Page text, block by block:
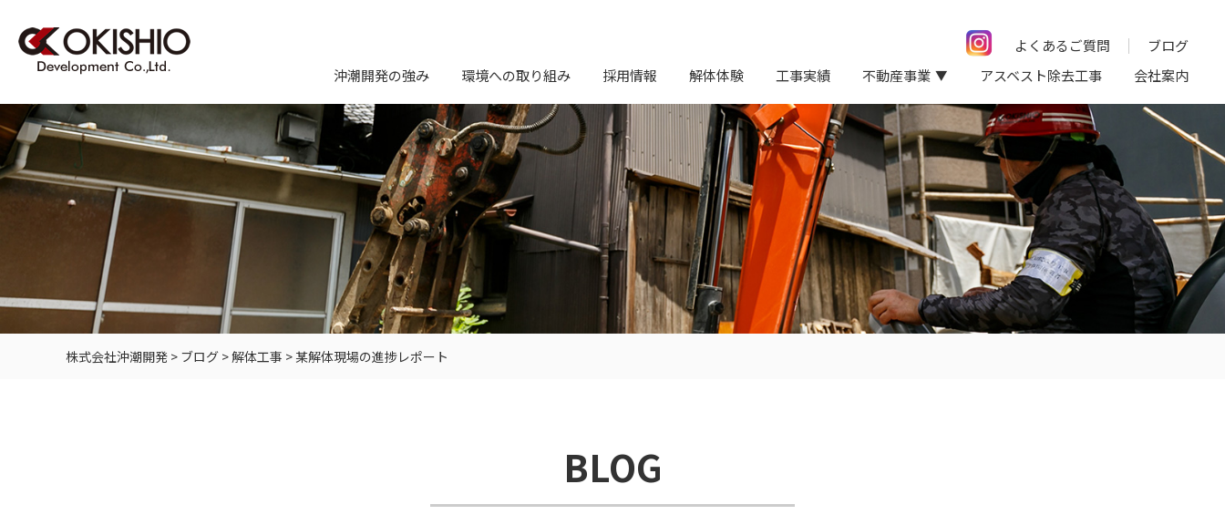
よくあるご質問
ブログ
沖潮開発の強み
環境への取り組み 採用情報 解体体験 工事実績 不動産事業 アスベスト除去工事 会社案内
株式会社沖潮開発 > ブログ >解体工事 > 某解体現場の進捗レポート
BLOG